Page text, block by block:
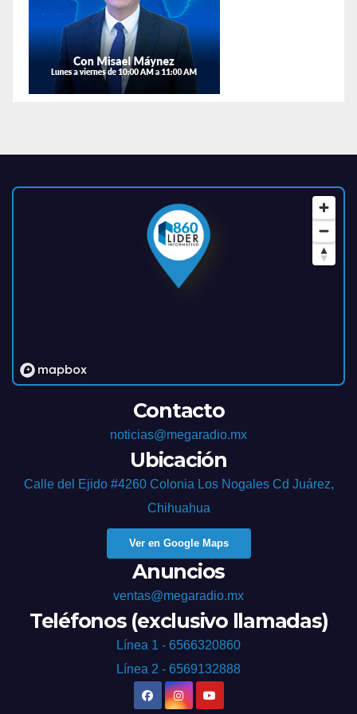
Contacto
noticias@megaradio.mx
Ubicación
Calle del Ejido #4260 Colonia Los Nogales Cd Juárez,
Chihuahua
Ver en Google Maps
Anuncios
ventas@megaradio.mx
Teléfonos (exclusivo llamadas)
Línea 1 - 6566320860
Línea 2 - 6569132888